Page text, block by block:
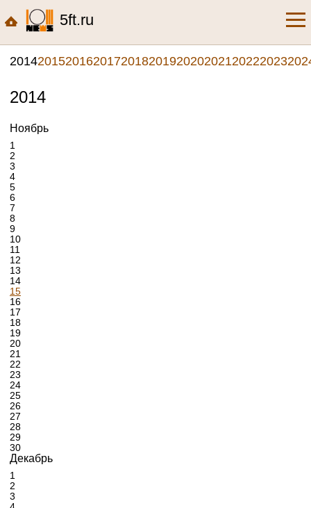
5ft.ru
2014201520162017201820192020202120222023
2014
Ноябрь
1
2
3
4
5
6
7
8
9
10
11
12
13
14
15
16
17
18
19
20
21
22
23
24
25
26
27
28
29
30
Декабрь
1
2
3